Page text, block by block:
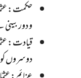
حکمت:
و دور
قیادت:
دوسروں